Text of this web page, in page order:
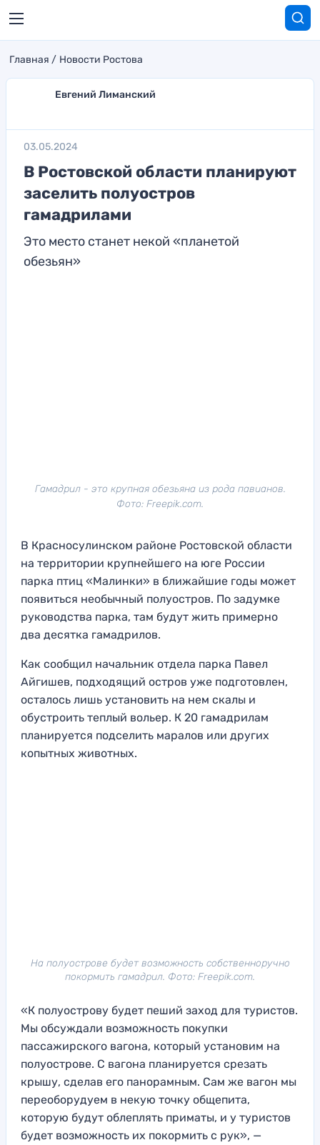
Главная Новости Ростова
Евгений Лиманский
03.05.2024
В Ростовской области планируют
заселить полуостров
гамадрилами
Это место станет некой «планетой
обезьян»
Гамадрил - это крупная обезьяна из рода павианов.
Фото: Freepik.com.
В Красносулинском районе Ростовской области
на территории крупнейшего на юге России
парка птиц «Малинки» в ближайшие годы может
появиться необычный полуостров. По задумке
руководства парка, там будут жить примерно
два десятка гамадрилов.
Как сообщил начальник отдела парка Павел
Айгишев, подходящий остров уже подготовлен,
осталось лишь установить на нем скалы и
обустроить теплый вольер. К 20 гамадрилам
планируется подселить маралов или других
копытных животных.
На полуострове будет возможность собственноручно
покормить гамадрил. Фото: Freepik.com.
«К полуострову будет пеший заход для туристов.
Мы обсуждали возможность покупки
пассажирского вагона, который установим на
полуострове. С вагона планируется срезать
крышу, сделав его панорамным. Сам же вагон мы
переоборудуем в некую точку общепита,
которую будут облеплять приматы, и у туристов
будет возможность их покормить с рук», —